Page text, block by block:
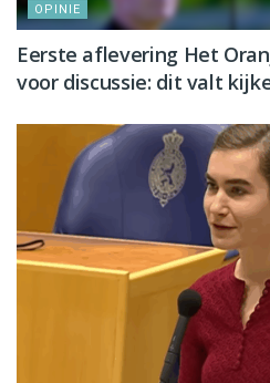
OPINIE
Eerste aflevering Het
voor discussie: dit valt